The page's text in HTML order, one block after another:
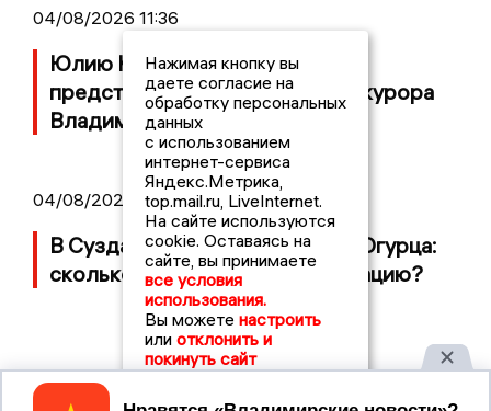
04/08/2026 11:36
Юлию Калистову официально
представили в должности прокурора
Владимирской области
04/08/2026 09:01
В Суздале прошёл Фестиваль Огурца:
сколько потратили на организацию?
Нажимая кнопку вы
даете согласие на
обработку персональных
данных
с использованием
интернет-сервиса
Яндекс.Метрика,
top.mail.ru, LiveInternet.
На сайте используются
cookie. Оставаясь на
сайте, вы принимаете
все условия
использования.
Вы можете настроить
или отклонить и
покинуть сайт